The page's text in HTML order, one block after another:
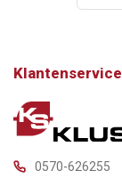
Klantenservice
0570-626255